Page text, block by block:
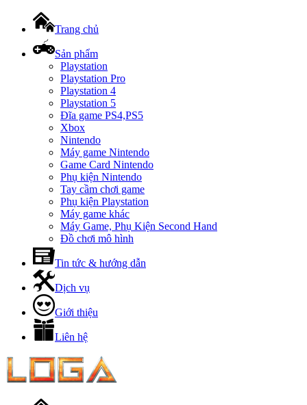
Trang chủ
Sản phẩm
Playstation
Playstation Pro
Playstation 4
Playstation 5
Đĩa game PS4,PS5
Xbox
Nintendo
Máy game Nintendo
Game Card Nintendo
Phụ kiện Nintendo
Tay cầm chơi game
Phụ kiện Playstation
Máy game khác
Máy Game, Phụ Kiện Second Hand
Đồ chơi mô hình
Tin tức & hướng dẫn
Dịch vụ
Giới thiệu
Liên hệ